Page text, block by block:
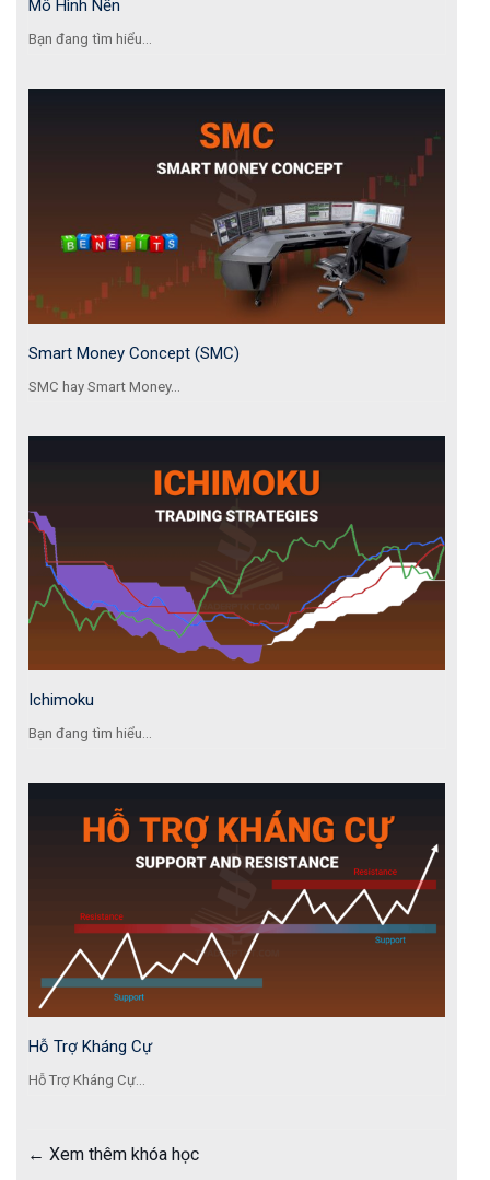
Mô Hình Nến
Bạn đang tìm hiểu...
Smart Money Concept (SMC)
SMC hay Smart Money...
Ichimoku
Bạn đang tìm hiểu...
Hỗ Trợ Kháng Cự
Hỗ Trợ Kháng Cự...
Xem thêm khóa học